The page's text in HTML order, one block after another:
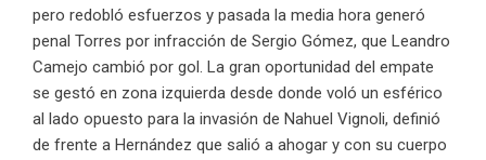
pero redobló esfuerzos y pasada la media hora generó
penal Torres por infracción de Sergio Gómez, que Leandro
Camejo cambió por gol. La gran oportunidad del empate
se gestó en zona izquierda desde donde voló un esférico
al lado opuesto para la invasión de Nahuel Vignoli, definió
de frente a Hernández que salió a ahogar y con su cuerpo